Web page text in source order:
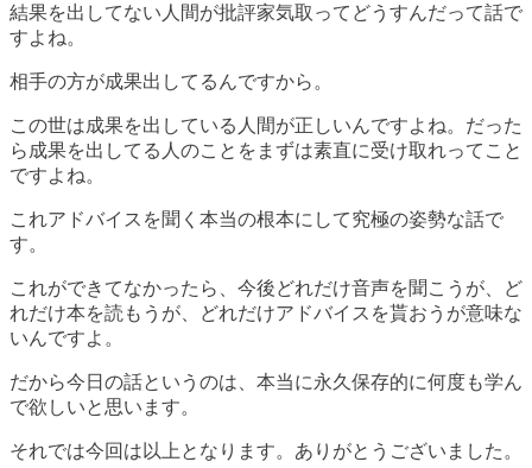
結果を出してない人間が批評家気取ってどうすんだって話で
すよね。
相手の方が成果出してるんですから。
この世は成果を出している人間が正しいんですよね。だった
ら成果を出してる人のことをまずは素直に受け取れってこと
ですよね。
これアドバイスを聞く本当の根本にして究極の姿勢な話で
す。
これができてなかったら、今後どれだけ音声を聞こうが、ど
れだけ本を読もうが、どれだけアドバイスを貰おうが意味な
いんですよ。
だから今日の話というのは、本当に永久保存的に何度も学ん
で欲しいと思います。
それでは今回は以上となります。ありがとうございました。